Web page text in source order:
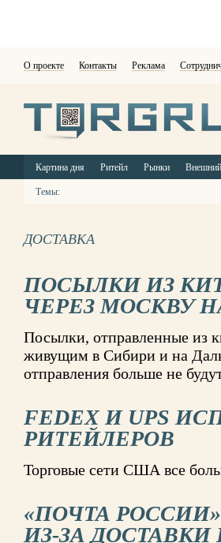
О проекте Контакты Реклама
Картина дня Ритейл Рынки
Темы:
ДОСТАВКА
ПОСЫЛКИ ИЗ
ЧЕРЕЗ МОСКВУ
Посылки, отправленные из
живущим в Сибири и на
отправления больше не
FEDEX И UPS
РИТЕЙЛЕРОВ
Торговые сети США все
«ПОЧТА
ИЗ-ЗА